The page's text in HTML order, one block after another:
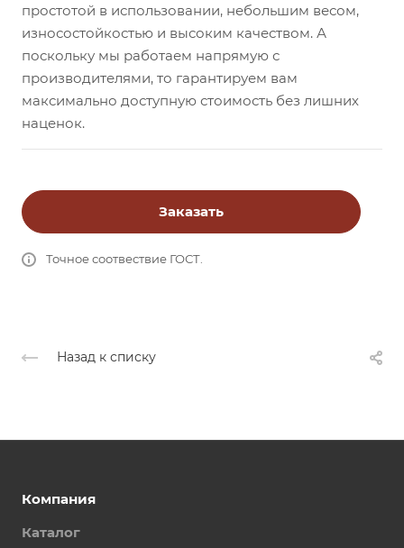
простотой в использовании, небольшим весом,
износостойкостью и высоким качеством. А
поскольку мы работаем напрямую с
производителями, то гарантируем вам
максимально доступную стоимость без лишних
наценок.
Заказать
Точное соотвествие ГОСТ.
Назад к списку
Компания
Каталог